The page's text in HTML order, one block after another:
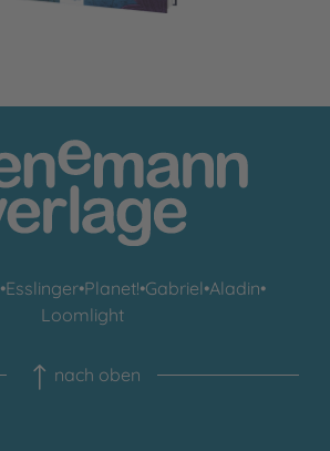
•Esslinger•Planet!•Gabriel•Aladin•
Loomlight
nach oben